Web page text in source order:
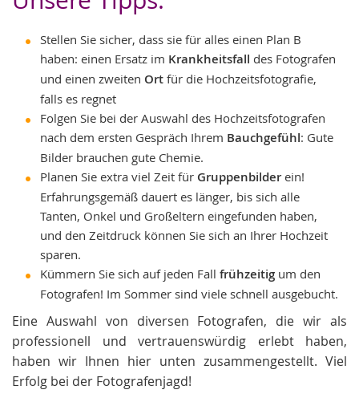
Stellen Sie sicher, dass sie für alles einen Plan B
haben: einen Ersatz im Krankheitsfall des Fotografen
und einen zweiten Ort für die Hochzeitsfotografie,
falls es regnet
Folgen Sie bei der Auswahl des Hochzeitsfotografen
nach dem ersten Gespräch Ihrem Bauchgefühl: Gute
Bilder brauchen gute Chemie.
Planen Sie extra viel Zeit für Gruppenbilderein!
Erfahrungsgemäß dauert es länger, bis sich alle
Tanten, Onkel und Großeltern eingefunden haben,
und den Zeitdruck können Sie sich an Ihrer Hochzeit
sparen.
Kümmern Sie sich auf jeden Fall frühzeitig um den
Fotografen! Im Sommer sind viele schnell ausgebucht.
Eine Auswahl von diversen Fotografen, die wir als
professionell und vertrauenswürdig erlebt haben,
haben wir Ihnen hier unten zusammengestellt. Viel
Erfolg bei der Fotografenjagd!